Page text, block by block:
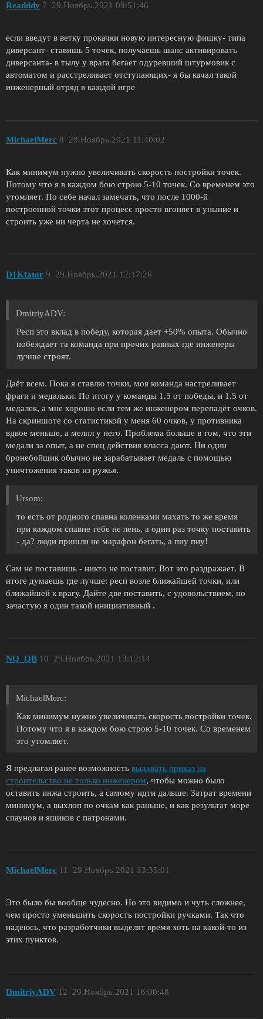
Readddy 29.Ноябрь.2021 09:51:46
7
если введут в ветку прокачки новую интересную фишку- типа
диверсант- ставишь 5 точек, получаешь шанс активировать
диверсанта- в тылу у врага бегает одуревший штурмовик с
автоматом и расстреливает отступающих- я бы качал такой
инженерный отряд в каждой игре
MichaelMerc 29.Ноябрь.2021 11:40:02
8
Как минимум нужно увеличивать скорость постройки точек.
Потому что я в каждом бою строю 5-10 точек. Со временем это
утомляет. По себе начал замечать, что после 1000-й
построенной точки этот процесс просто вгоняет в уныние и
строить уже ни черта не хочется.
D1Ktator 29.Ноябрь.2021 12:17:26
9
DmitriyADV:
Респ это вклад в победу, которая дает +50% опыта. Обычно
побеждает та команда при прочих равных где инженеры
лучше строят.
Даёт всем. Пока я ставлю точки, моя команда настреливает
фраги и медальки. По итогу у команды 1.5 от победы, и 1.5 от
медалек, а мне хорошо если тем же инженером перепадёт очков.
На скриншоте со статистикой у меня 60 очков, у противника
вдвое меньше, а мелпл у него. Проблема больше в том, что эти
медали за опыт, а не спец действия класса дают. Ни один
бронебойщик обычно не зарабатывает медаль с помощью
уничтожения таков из ружья.
Ursom:
то есть от родного спавна коленками махать то же время
при каждом спавне тебе не лень, а один раз точку поставить
- да? люди пришли не марафон бегать, а пиу пиу!
Сам не поставишь - никто не поставит. Вот это раздражает. В
итоге думаешь где лучше: респ возле ближайшей точки, или
ближайшей к врагу. Дайте две поставить, с удовольствием, но
зачастую я один такой инициативный .
NQ_QB 29.Ноябрь.2021 13:12:14
10
MichaelMerc:
Как минимум нужно увеличивать скорость постройки точек.
Потому что я в каждом бою строю 5-10 точек. Со временем
это утомляет.
Я предлагал ранее возможность выдавать приказ на
строительство не только инженером, чтобы можно было
оставить инжа строить, а самому идти дальше. Затрат времени
минимум, а выхлоп по очкам как раньше, и как результат море
спаунов и ящиков с патронами.
MichaelMerc 29.Ноябрь.2021 13:35:01
11
Это было бы вообще чудесно. Но это видимо и чуть сложнее,
чем просто уменьшить скорость постройки ручками. Так что
надеюсь, что разработчики выделят время хоть на какой-то из
этих пунктов.
DmitriyADV 29.Ноябрь.2021 16:00:48
12